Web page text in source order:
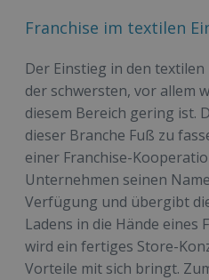
Franchise im textilen
Der Einstieg in den
der schwersten, vor allem
diesem Bereich gering ist.
dieser Branche Fuß zu
einer Franchise-
Unternehmen seinen
Verfügung und übergibt
Ladens in die Hände eines
wird ein fertiges Store-
Vorteile mit sich bringt.